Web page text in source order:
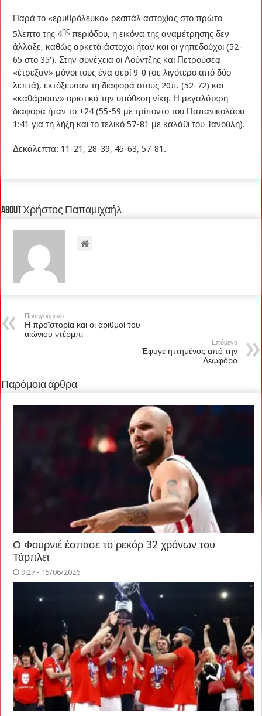
Παρά το «ερυθρόλευκο» ρεσιτάλ αστοχίας στο πρώτο
5λεπτο της 4ης περιόδου, η εικόνα της αναμέτρησης δεν
άλλαξε, καθώς αρκετά άστοχοι ήταν και οι γηπεδούχοι (52-
65 στο 35’). Στην συνέχεια οι Λούντζης και Πετρούσεφ
«έτρεξαν» μόνοι τους ένα σερί 9-0 (σε λιγότερο από δύο
λεπτά), εκτόξευσαν τη διαφορά στους 20π. (52-72) και
«καθάρισαν» οριστικά την υπόθεση νίκη. Η μεγαλύτερη
διαφορά ήταν το +24 (55-59 με τρίποντο του Παπανικολάου
1:41 για τη λήξη και το τελικό 57-81 με καλάθι του Τανούλη).
Δεκάλεπτα: 11-21, 28-39, 45-63, 57-81.
About Χρήστος Παπαμιχαήλ
Προηγούμενο
Η προϊστορία και οι αριθμοί του
αιώνιου ντέρμπι
Επόμενο
Έφυγε ηττημένος από την
Λεωφόρο
Παρόμοια άρθρα
Ο Φουρνιέ έσπασε το ρεκόρ 32 χρόνων του
Τάρπλεϊ
9:27 - 15/06/2026